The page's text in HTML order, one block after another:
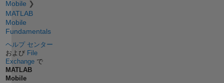
Mobile
MATLAB
Mobile
Fundamentals
ヘルプ センター
および File
Exchangeで
MATLAB
Mobile